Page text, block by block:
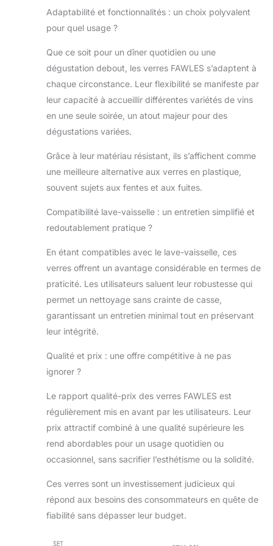
supplémentaire
rouge. Grâce à
renforcée, ces
verres à vin sont
particulièrement
adaptés pour une
professionnels
pour restaurant
ou bar : chacun
de nos verres à
taille moyenne qui
permet au vin de
bords effilés pour
concentrer les
arômes délicats.
proportionnée
avec une base
équilibre stellaire,
esthétique. Verres
de qualité
supérieure pour
toutes les
occasions : avoir
un ensemble de
universel est
économique,
d'économiser de
Adaptabilité et fonctionnalités : un choix polyvalent
pour quel usage ?
Que ce soit pour un dîner quotidien ou une
dégustation debout, les verres FAWLES s’adaptent à
chaque circonstance. Leur flexibilité se manifeste par
leur capacité à accueillir différentes variétés de vins
en une seule soirée, un atout majeur pour des
dégustations variées.
Grâce à leur matériau résistant, ils s’affichent comme
une meilleure alternative aux verres en plastique,
souvent sujets aux fentes et aux fuites.
Compatibilité lave-vaisselle : un entretien simplifié et
redoutablement pratique ?
En étant compatibles avec le lave-vaisselle, ces
verres offrent un avantage considérable en termes de
praticité. Les utilisateurs saluent leur robustesse qui
permet un nettoyage sans crainte de casse,
garantissant un entretien minimal tout en préservant
leur intégrité.
Qualité et prix : une offre compétitive à ne pas
ignorer ?
Le rapport qualité-prix des verres FAWLES est
régulièrement mis en avant par les utilisateurs. Leur
prix attractif combiné à une qualité supérieure les
rend abordables pour un usage quotidien ou
occasionnel, sans sacrifier l’esthétisme ou la solidité.
Ces verres sont un investissement judicieux qui
répond aux besoins des consommateurs en quête de
fiabilité sans dépasser leur budget.